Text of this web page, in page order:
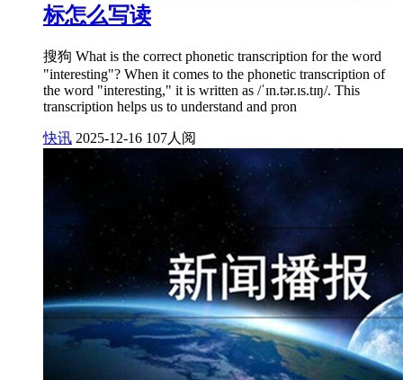
标怎么写读
搜狗 What is the correct phonetic transcription for the word
"interesting"? When it comes to the phonetic transcription of
the word "interesting," it is written as /ˈɪn.tər.ɪs.tɪŋ/. This
transcription helps us to understand and pron
快讯 2025-12-16 107人阅